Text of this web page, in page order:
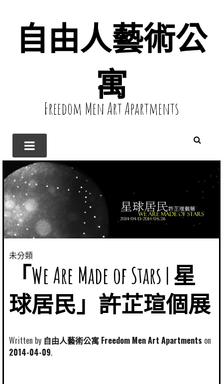
自由人藝術公
寓
Freedom Men Art Apartments
未分類
「We Are Made of Stars | 星
球居民」許芷瑄個展
Written by 自由人藝術公寓 Freedom Men Art Apartments
2014-04-09